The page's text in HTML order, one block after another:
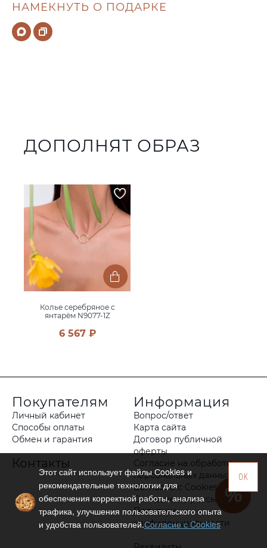
НАМЕКНУТЬ О ПОДАРКЕ
ДОПОЛНЯТ ОБРАЗ
Колье серебряное с
янтарём N9077-1Z
6 567 ₽
Покупателям
Личный кабинет
Способы оплаты
Обмен и гарантия
Контакты
Информация
Вопрос/ответ
Карта сайта
Договор публичной
оферты
Согласие на обработку
персональных данных
Согласие с Cookies
Согласие на рассылку
Политика
конфиденциальности
OK
Этот сайт использует файлы Сookies и
рекомендательные технологии для
обеспечения корректной работы, анализа
трафика, улучшения пользовательского опыта
и удобства пользователей.Согласие с Cookies